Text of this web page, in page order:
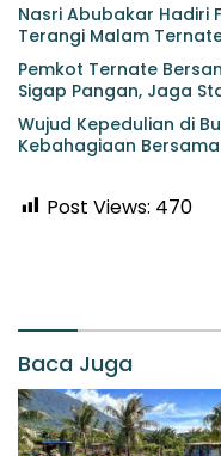
Nasri Abubakar Hadiri
Terangi Malam
Pemkot Ternate
Sigap Pangan, Jaga
Wujud Kepedulian di
Kebahagiaan
Post Views: 470
Baca Juga